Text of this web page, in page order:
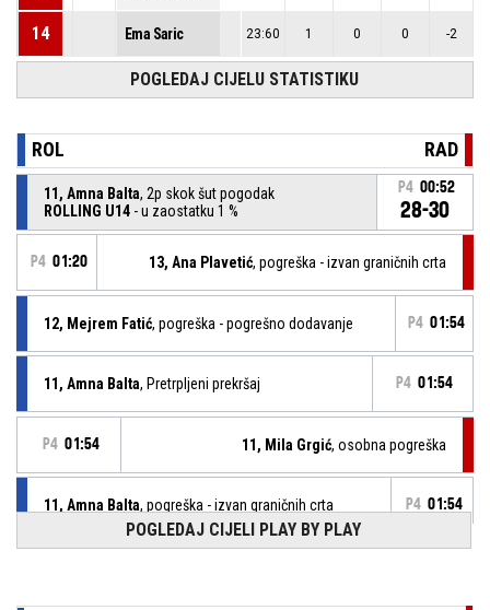
14 Ema Saric 23:60 1 0 0 -2
POGLEDAJ CIJELU STATISTIKU
ROL RAD
11, Amna Balta, 2p skok šut pogodak
ROLLING U14 - u zaostatku 1 %
P4 00:52
28-30
P4 01:20 13, Ana Plavetić, pogreška - izvan graničnih crta
12, Mejrem Fatić, pogreška - pogrešno dodavanje P4 01:54
11, Amna Balta, Pretrpljeni prekršaj P4 01:54
P4 01:54 11, Mila Grgić, osobna pogreška
11, Amna Balta, pogreška - izvan graničnih crta P4 01:54
P4 01:55
POGLEDAJ CIJELI PLAY BY PLAY